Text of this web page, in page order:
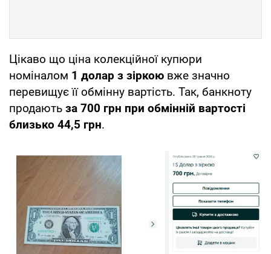
Цікаво що ціна колекційної купюри
номіналом 1 долар з зіркою вже значно
перевищує її обмінну вартість. Так, банкноту
продають за 700 грн при обмінній вартості
близько 44,5 грн.